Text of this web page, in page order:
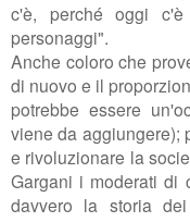
c'è, perché oggi
personaggi".
Anche coloro che
di nuovo e il
potrebbe essere
viene da aggiungere);
e rivoluzionare la
Gargani i moderati di
davvero la storia